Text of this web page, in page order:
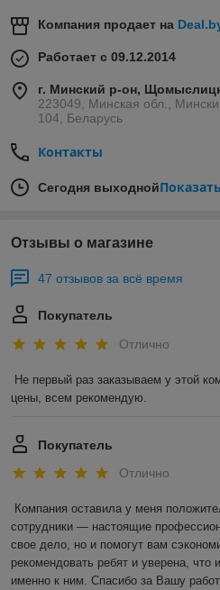
Компания продает на
Работает с 09.12.2014
г. Минский р-он,
223049, Минская обл.,
104, Беларусь
Контакты
Сегодня выходной
Отзывы о магазине
47 отзывов за всё время
Покупатель
Отлично
Не первый раз заказываем у этой
цены, всем рекомендую.
Покупатель
Отлично
Компания оставила у меня
сотрудники — настоящие
свое дело, но и помогут вам
рекомендовать ребят и уверена,
именно к ним. Спасибо за Вашу